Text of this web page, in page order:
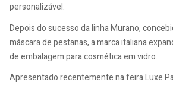
personalizável.
Depois do sucesso da linha Murano,
máscara de pestanas, a marca italiana
de embalagem para cosmética em vidro.
Apresentado recentemente na feira Luxe